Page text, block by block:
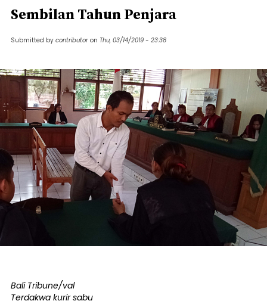
Sembilan Tahun Penjara
Submitted by contributor on Thu, 03/14/2019 - 23:38
Bali Tribune/val
Terdakwa kurir sabu